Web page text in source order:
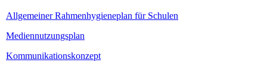
Allgemeiner Rahmenhygieneplan für Schulen
Mediennutzungsplan
Kommunikationskonzept